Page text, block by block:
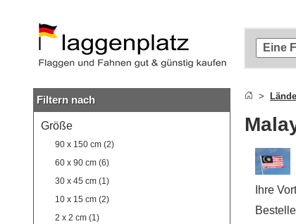
Hauptinhalt
springen
Suche
Zur
Navigation
springen
Filtern nach
Größe
90 x 150 cm (2)
60 x 90 cm (6)
30 x 45 cm (1)
10 x 15 cm (2)
2 x 2 cm (1)
Ihre